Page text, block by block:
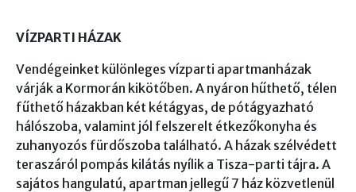
VÍZPARTI HÁZAK
Vendégeinket különleges vízparti apartmanházak
várják a Kormorán kikötőben. A nyáron hűthető, télen
fűthető házakban két kétágyas, de pótágyazható
hálószoba, valamint jól felszerelt étkezőkonyha és
zuhanyozós fürdőszoba található. A házak szélvédett
teraszáról pompás kilátás nyílik a Tisza-parti tájra. A
sajátos hangulatú, apartman jellegű 7 ház közvetlenül